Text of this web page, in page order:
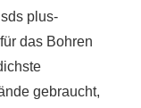
plus-
das Bohren
gebraucht,